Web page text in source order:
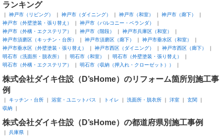
ランキング
神戸市（リビング） 神戸市（ダイニング） 神戸市（和室）
神戸市（廊下）
神戸市（外壁塗装・張り替え）
神戸市（バルコニー・ベランダ）
神戸市（外構・エクステリア）
神戸市（階段）
神戸市兵庫区（和室）
神戸市須磨区（キッチン・台所）
神戸市須磨区（廊下）
神戸市垂水区（和室）
神戸市垂水区（外壁塗装・張り替え）
神戸市西区（ダイニング）
神戸市西区（廊下）
明石市（洗面所・脱衣所）
明石市（和室）
明石市（外壁塗装・張り替え）
明石市（外構・エクステリア）
明石市（収納（押入れ・クローゼット））
株式会社ダイキ住設（D’sHome）のリフォーム箇所別施工事
例
キッチン・台所 浴室・ユニットバス トイレ 洗面所・脱衣所 洋室
玄関
収納
株式会社ダイキ住設（D’sHome）の都道府県別施工事例
兵庫県